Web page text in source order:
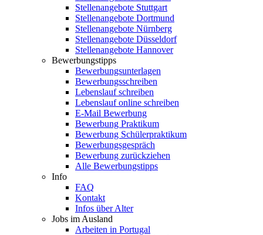
Stellenangebote Stuttgart
Stellenangebote Dortmund
Stellenangebote Nürnberg
Stellenangebote Düsseldorf
Stellenangebote Hannover
Bewerbungstipps
Bewerbungsunterlagen
Bewerbungsschreiben
Lebenslauf schreiben
Lebenslauf online schreiben
E-Mail Bewerbung
Bewerbung Praktikum
Bewerbung Schülerpraktikum
Bewerbungsgespräch
Bewerbung zurückziehen
Alle Bewerbungstipps
Info
FAQ
Kontakt
Infos über Alter
Jobs im Ausland
Arbeiten in Portugal